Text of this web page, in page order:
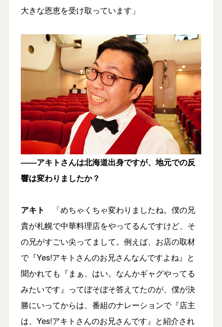
大きな恩恵を受け取っています」
――アキトさんは北海道出身ですが、地元での反
響は変わりましたか？
アキト
「めちゃくちゃ変わりましたね。僕の兄
貴が札幌で中華料理店をやってるんですけど、そ
の兄がすごい尖ってまして。例えば、お店の取材
で『Yes!アキトさんのお兄さんなんですよね』と
聞かれても『まぁ、はい。なんかギャグやってる
みたいです』ってぼそぼそ答えてたのが、僕が決
勝にいってからは、番組のナレーションで『店主
は、Yes!アキトさんのお兄さんです』と紹介され